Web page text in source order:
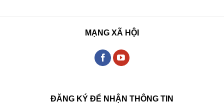
MẠNG XÃ HỘI
ĐĂNG KÝ ĐỂ NHẬN THÔNG TIN